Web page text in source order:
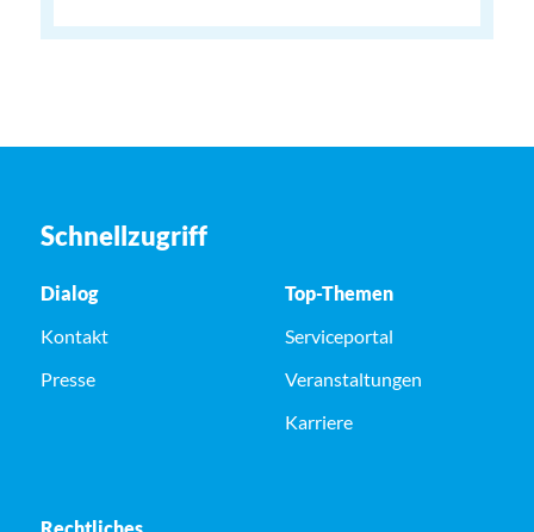
Schnellzugriff
Dialog
Kontakt
Presse
Top-Themen
Serviceportal
Veranstaltungen
Karriere